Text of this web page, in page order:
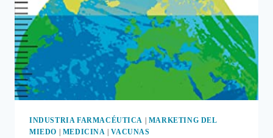
INDUSTRIA FARMACÉUTICA
MARKETING DEL
MIEDO
MEDICINA |VACUNAS